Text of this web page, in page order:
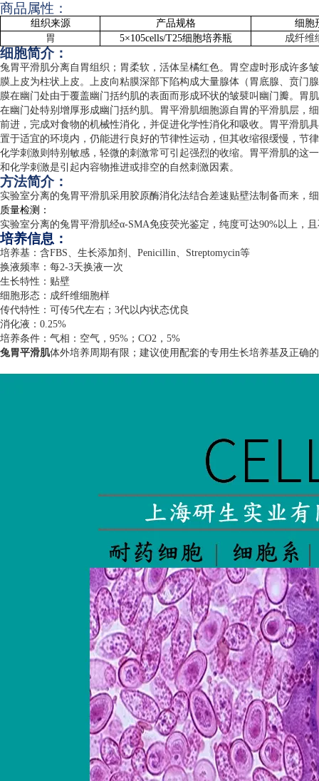
商品属性：
组织来源 产品规格
细胞
胃
5×105cells/T25细胞培养瓶 成纤维
细胞简介：
兔胃平滑肌分离自胃组织；胃柔软，活体呈橘红色。胃空虚时形成许多
膜上皮为柱状上皮。上皮向粘膜深部下陷构成大量腺体（胃底腺、贲门
膜在幽门处由于覆盖幽门括约肌的表面而形成环状的皱襞叫幽门瓣。胃
在幽门处特别增厚形成幽门括约肌。胃平滑肌细胞源自胃的平滑肌层，
前进，完成对食物的机械性消化，并促进化学性消化和吸收。胃平滑肌
置于适宜的环境内，仍能进行良好的节律性运动，但其收缩很缓慢，节
化学刺激则特别敏感，轻微的刺激常可引起强烈的收缩。胃平滑肌的这
和化学刺激是引起内容物推进或排空的自然刺激因素。
方法简介：
实验室分离的兔胃平滑肌采用胶原酶消化法结合差速贴壁法制备而来，
质量检测：
实验室分离的兔胃平滑肌经α-SMA免疫荧光鉴定，纯度可达90%以上，
培养信息：
培养基：含FBS、生长添加剂、 Penicillin、 Streptomycin等
换液频率：每2-3天换液一次
生长特性：贴壁
细胞形态：成纤维细胞样
传代特性：可传5代左右； 3代以内状态优良
消化液： 0.25%
培养条件：气相：空气， 95% ； CO2 ， 5%
兔胃平滑肌体外培养周期有限；建议使用配套的专用生长培养基及正确